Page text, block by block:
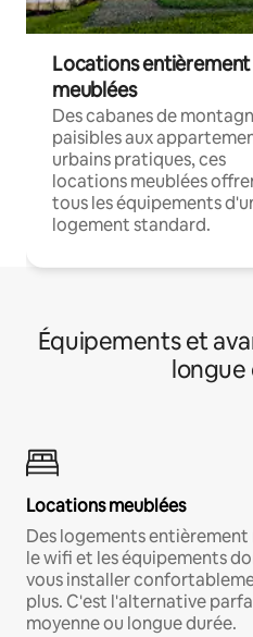
Locations entièrement
meublées
Des cabanes de
paisibles aux
urbains pratiques, ces
locations meublées
tous les équipements
logement standard.
Équipements et
longue
Locations meublées
Des logements entièrement
le wifi et les équipements
vous installer
plus. C'est l'alternative
moyenne ou longue durée.